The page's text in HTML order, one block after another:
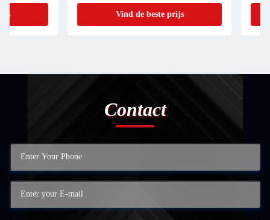
Vind de beste prijs
Contact